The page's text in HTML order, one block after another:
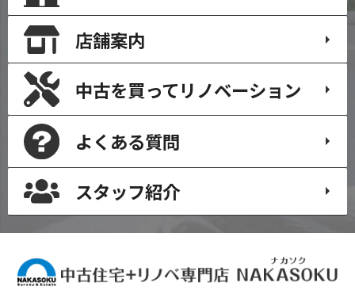
店舗案内
中古を買ってリノベーション
よくある質問
スタッフ紹介